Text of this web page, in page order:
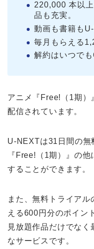
220,000 本以
品も充実。
動画も書籍も
毎月もらえる
解約はいつでも
アニメ『Free!（1期）
配信されています。
U-NEXTは31日間の無
『Free!（1期）』の
することができます。
また、無料トライア
える600円分のポイン
見放題作品だけでな
なサービスです。